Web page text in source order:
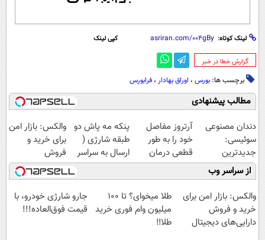
لینک کوتاه: کپی لینک
‌گزارش خطا در خبر
برچسب ها: بورس ، اوراق بهادار ، فرابورس
مطالب پیشنهادی
دندان مصنوعی
سوئیسی:
جدیدترین
فناوری اروپا،
سبک و مقاوم |
پرداخت قسطی
آرتروز مفاصل
خود را به طور
قطعی درمان
کنید!
◗پرسش‌نامه◖
پنکه مه پاش دو
طبقه شارژی (
ارسال به سراسر
کشور)
والکس: بازار امن
برای خرید و
فروش
دارایی‌های
دیجیتال
از سراسر وب
والکس: بازار امن برای
خرید و فروش
دارایی‌های دیجیتال
طلا میخوای؟ تا 100
میلیون وام فوری خرید
طلا‼️
جارو شارژی خودرو، با
قیمت فوق‌العاده!!!